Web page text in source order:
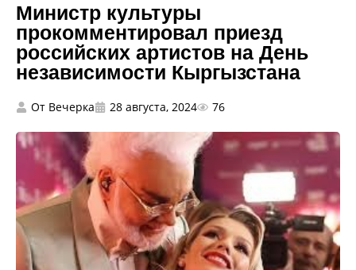
Министр культуры
прокомментировал приезд
российских артистов на День
независимости Кыргызстана
От Вечерка 28 августа, 2024 76